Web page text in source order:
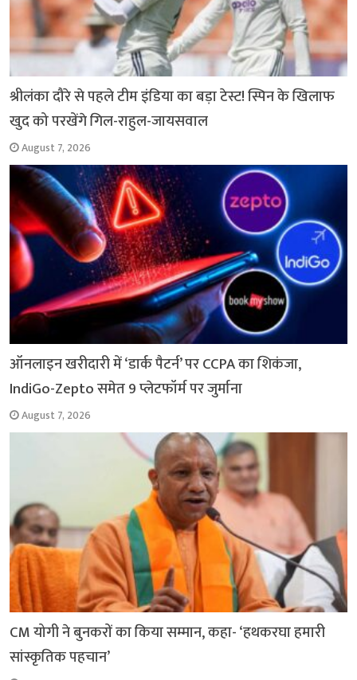
श्रीलंका दौरे से पहले टीम इंडिया का बड़ा टेस्ट! स्पिन के खिलाफ
खुद को परखेंगे गिल-राहुल-जायसवाल
August 7, 2026
ऑनलाइन खरीदारी में ‘डार्क पैटर्न’ पर CCPA का शिकंजा,
IndiGo-Zepto समेत 9 प्लेटफॉर्म पर जुर्माना
August 7, 2026
CM योगी ने बुनकरों का किया सम्मान, कहा- ‘हथकरघा हमारी
सांस्कृतिक पहचान’